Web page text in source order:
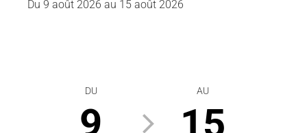
Du 9 août 2026 au 15 août 2026
DU
9
AU
15